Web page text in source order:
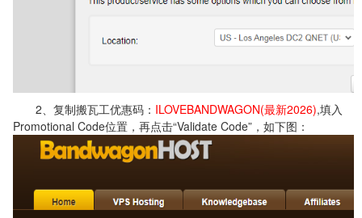
2、复制搬瓦工优惠码： ILOVEBANDWAGON(最新2026),填入
Promotional Code位置，再点击“Validate Code”，如下图：